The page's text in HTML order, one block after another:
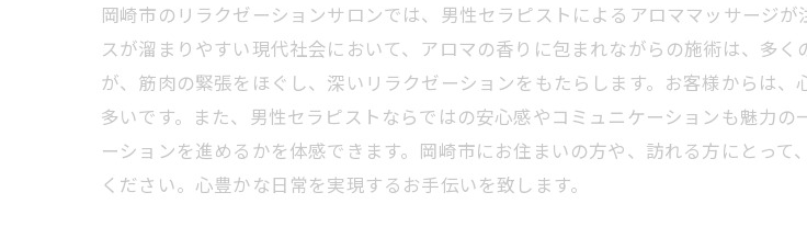
岡崎市のリラクゼーションサロンでは、男性セラピストによるアロママッサージ
スが溜まりやすい現代社会において、アロマの香りに包まれながらの施術は、多
が、筋肉の緊張をほぐし、深いリラクゼーションをもたらします。お客様からは
多いです。また、男性セラピストならではの安心感やコミュニケーションも魅力
ーションを進めるかを体感できます。岡崎市にお住まいの方や、訪れる方にとっ
ください。心豊かな日常を実現するお手伝いを致します。